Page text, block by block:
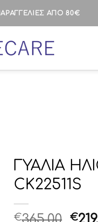
ΑΠΟ 80€
ΓΥΑΛΙΑ
CK22511S
€ €